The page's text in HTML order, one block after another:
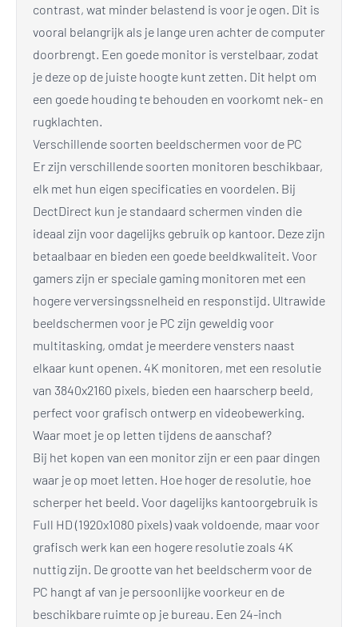
contrast, wat minder belastend is voor je ogen. Dit is
vooral belangrijk als je lange uren achter de computer
doorbrengt. Een goede monitor is verstelbaar, zodat
je deze op de juiste hoogte kunt zetten. Dit helpt om
een goede houding te behouden en voorkomt nek- en
rugklachten.
Verschillende soorten beeldschermen voor de PC
Er zijn verschillende soorten monitoren beschikbaar,
elk met hun eigen specificaties en voordelen. Bij
DectDirect kun je standaard schermen vinden die
ideaal zijn voor dagelijks gebruik op kantoor. Deze zijn
betaalbaar en bieden een goede beeldkwaliteit. Voor
gamers zijn er speciale gaming monitoren met een
hogere verversingssnelheid en responstijd. Ultrawide
beeldschermen voor je PC zijn geweldig voor
multitasking, omdat je meerdere vensters naast
elkaar kunt openen. 4K monitoren, met een resolutie
van 3840x2160 pixels, bieden een haarscherp beeld,
perfect voor grafisch ontwerp en videobewerking.
Waar moet je op letten tijdens de aanschaf?
Bij het kopen van een monitor zijn er een paar dingen
waar je op moet letten. Hoe hoger de resolutie, hoe
scherper het beeld. Voor dagelijks kantoorgebruik is
Full HD (1920x1080 pixels) vaak voldoende, maar voor
grafisch werk kan een hogere resolutie zoals 4K
nuttig zijn. De grootte van het beeldscherm voor de
PC hangt af van je persoonlijke voorkeur en de
beschikbare ruimte op je bureau. Een 24-inch